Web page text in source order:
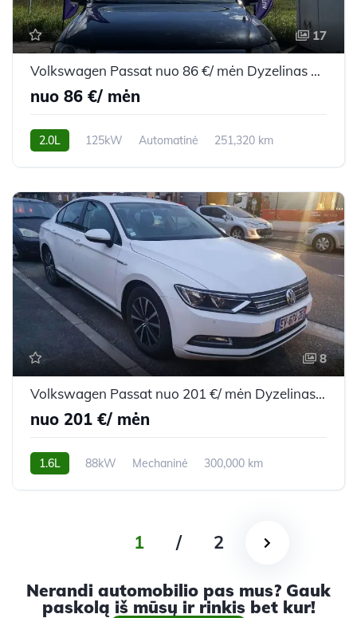
17
Volkswagen Passat nuo 86 €/ mėn Dyzelinas 2006m. Universalas Automatinė
nuo 86 €/ mėn
2.0L 125kW Automatinė
251,320 km
8
Volkswagen Passat nuo 201 €/ mėn Dyzelinas 2018m. Sedanas Mechaninė
nuo 201 €/ mėn
1.6L 88kW Mechaninė
300,000 km
1 / 2
Nerandi automobilio pas mus? Gauk
paskolą iš mūsų ir rinkis bet kur!